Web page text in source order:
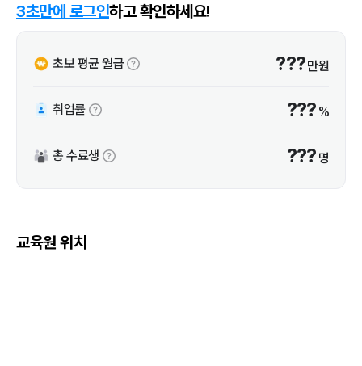
3초만에 로그인하고 확인하세요!
초보 평균 월급 ???만원
취업률 ??? %
총 수료생 ??? 명
교육원 위치